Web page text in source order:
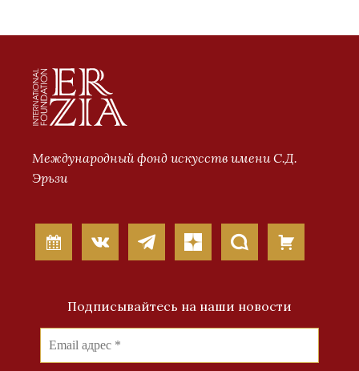
Международный фонд искусств имени С.Д.
Эрьзи
Подписывайтесь на наши новости